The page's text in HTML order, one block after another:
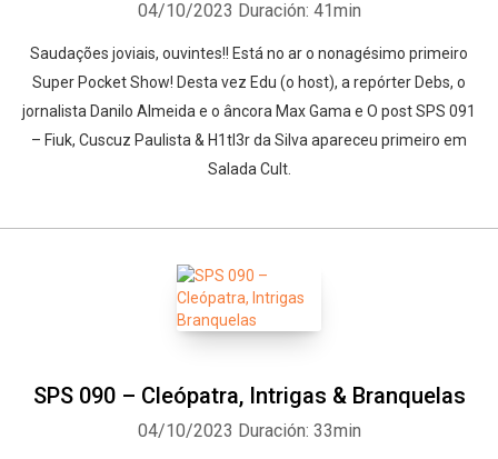
04/10/2023 Duración: 41min
Saudações joviais, ouvintes!! Está no ar o nonagésimo primeiro
Super Pocket Show! Desta vez Edu (o host), a repórter Debs, o
jornalista Danilo Almeida e o âncora Max Gama e O post SPS 091
– Fiuk, Cuscuz Paulista & H1tl3r da Silva apareceu primeiro em
Salada Cult.
SPS 090 – Cleópatra, Intrigas & Branquelas
04/10/2023 Duración: 33min